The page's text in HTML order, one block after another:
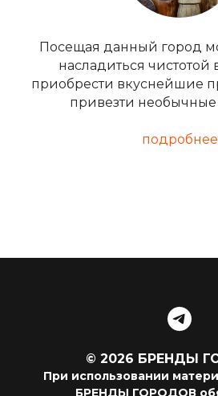
Посещая данный город
насладиться чистотой
приобрести вкуснейшие
привезти
подробнее
© 2026 БРЕНДЫ
При использовании
БРЕНДЫ ГОРОДОВ